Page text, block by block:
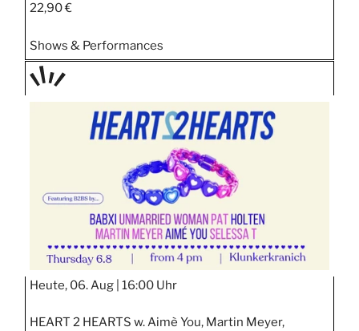
22,90 €
Shows & Performances
TAGE
Heute, 06. Aug | 16:00 Uhr
HEART 2 HEARTS w. Aimè You, Martin Meyer,